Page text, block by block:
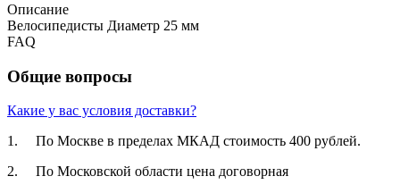
Описание
Велосипедисты Диаметр 25 мм
FAQ
Общие вопросы
Какие у вас условия доставки?
1. По Москве в пределах МКАД стоимость 400 рублей.
2. По Московской­ области цена договорная­